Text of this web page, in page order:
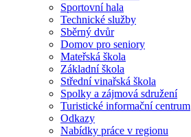
Sportovní hala
Technické služby
Sběrný dvůr
Domov pro seniory
Mateřská škola
Základní škola
Střední vinařská škola
Spolky a zájmová sdružení
Turistické informační centrum
Odkazy
Nabídky práce v regionu